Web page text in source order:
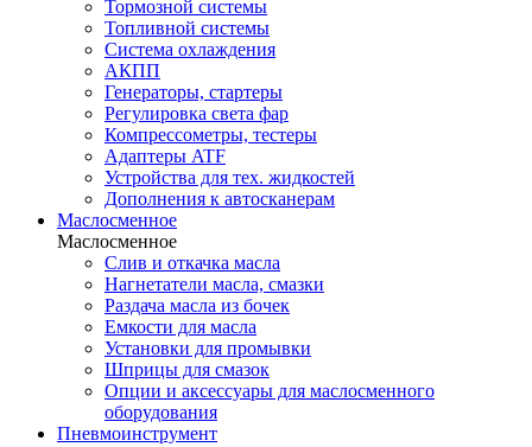
Тормозной системы
Топливной системы
Система охлаждения
АКПП
Генераторы, стартеры
Регулировка света фар
Компрессометры, тестеры
Адаптеры ATF
Устройства для тех. жидкостей
Дополнения к автосканерам
Маслосменное
Маслосменное
Слив и откачка масла
Нагнетатели масла, смазки
Раздача масла из бочек
Емкости для масла
Установки для промывки
Шприцы для смазок
Опции и аксессуары для маслосменного
оборудования
Пневмоинструмент